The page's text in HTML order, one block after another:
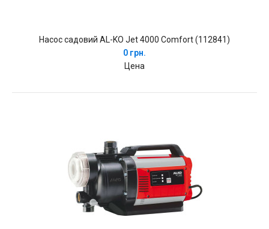
Насос садовий AL-KO Jet 4000 Comfort (112841)
0 грн.
Цена